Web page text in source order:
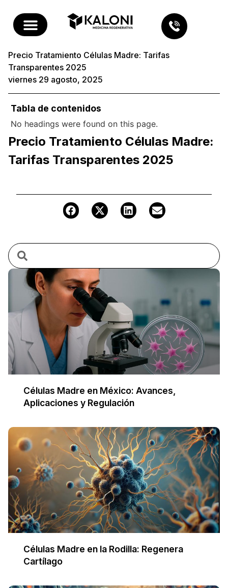
Precio Tratamiento Células Madre: Tarifas
Transparentes 2025
viernes 29 agosto, 2025
Tabla de contenidos
No headings were found on this page.
Precio Tratamiento Células Madre:
Tarifas Transparentes 2025
Células Madre en México: Avances,
Aplicaciones y Regulación
Células Madre en la Rodilla: Regenera
Cartílago